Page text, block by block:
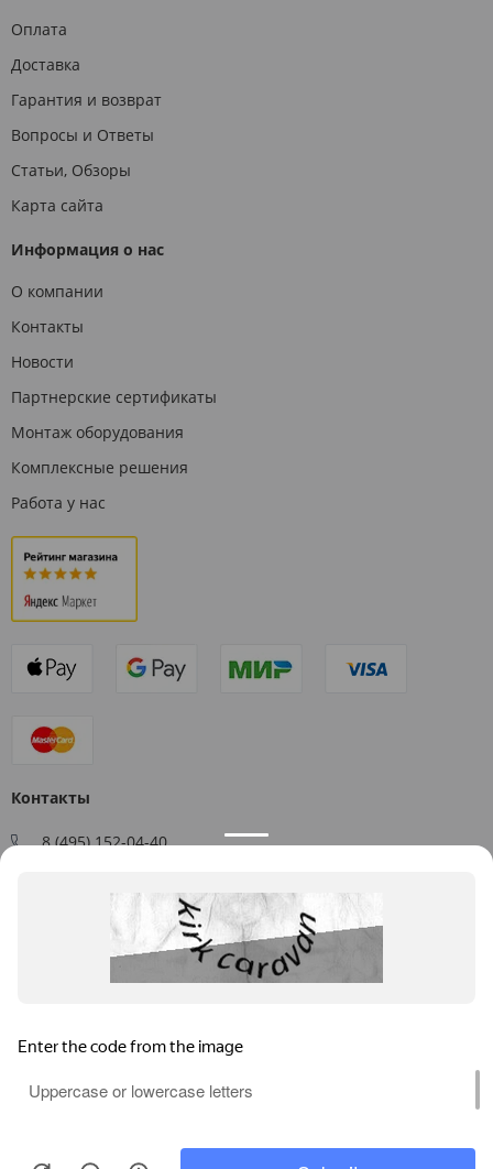
Оплата
Доставка
Гарантия и возврат
Вопросы и Ответы
Статьи, Обзоры
Карта сайта
Информация о нас
О компании
Контакты
Новости
Партнерские сертификаты
Монтаж оборудования
Комплексные решения
Работа у нас
Контакты
8 (495) 152-04-40
109544, г. Москва, ул. Большая Андроньевская, д. 17
Схема проезда
Публичная оферта
Согласие на получение рекламных материалов